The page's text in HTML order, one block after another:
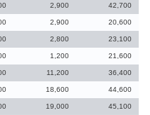
2,900 42,700
2,900 20,600
2,800 23,100
1,200 21,600
11,200 36,400
18,600 44,600
19,000 45,100